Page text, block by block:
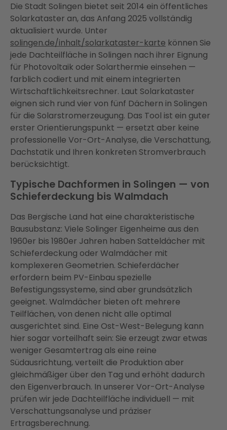
Die Stadt Solingen bietet seit 2014 ein öffentliches
Solarkataster an, das Anfang 2025 vollständig
aktualisiert wurde. Unter
solingen.de/inhalt/solarkataster-karte können Sie
jede Dachteilfläche in Solingen nach ihrer Eignung
für Photovoltaik oder Solarthermie einsehen —
farblich codiert und mit einem integrierten
Wirtschaftlichkeitsrechner. Laut Solarkataster
eignen sich rund vier von fünf Dächern in Solingen
für die Solarstromerzeugung. Das Tool ist ein guter
erster Orientierungspunkt — ersetzt aber keine
professionelle Vor-Ort-Analyse, die Verschattung,
Dachstatik und Ihren konkreten Stromverbrauch
berücksichtigt.
Typische Dachformen in Solingen — von
Schieferdeckung bis Walmdach
Das Bergische Land hat eine charakteristische
Bausubstanz: Viele Solinger Eigenheime aus den
1960er bis 1980er Jahren haben Satteldächer mit
Schieferdeckung oder Walmdächer mit
komplexeren Geometrien. Schieferdächer
erfordern beim PV-Einbau spezielle
Befestigungssysteme, sind aber grundsätzlich
geeignet. Walmdächer bieten oft mehrere
Teilflächen, von denen nicht alle optimal
ausgerichtet sind. Eine Ost-West-Belegung kann
hier sogar vorteilhaft sein: Sie erzeugt zwar etwas
weniger Gesamtertrag als eine reine
Südausrichtung, verteilt die Produktion aber
gleichmäßiger über den Tag und erhöht dadurch
den Eigenverbrauch. In unserer Vor-Ort-Analyse
prüfen wir jede Dachteilfläche individuell — mit
Verschattungsanalyse und präziser
Ertragsberechnung.